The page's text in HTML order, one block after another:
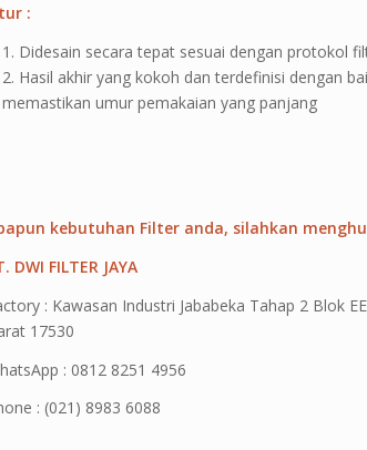
:
Didesain secara tepat sesuai dengan protokol
Hasil akhir yang kokoh dan terdefinisi dengan
memastikan umur pemakaian yang panjang
kebutuhan Filter anda, silahkan
DWI FILTER JAYA
: Kawasan Industri Jababeka Tahap 2 Blok
17530
: 0812 8251 4956
: (021) 8983 6088